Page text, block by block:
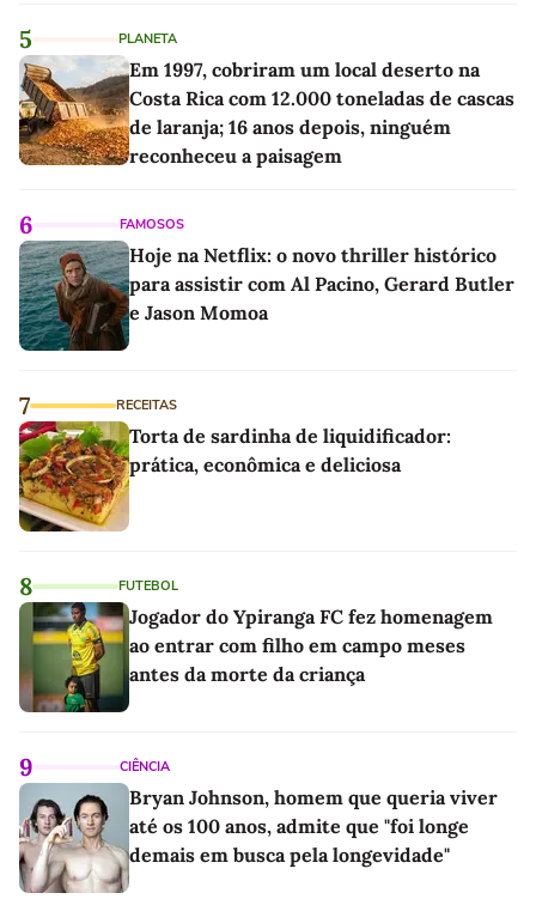
5 PLANETA
Em 1997, cobriram um local deserto na
Costa Rica com 12.000 toneladas de cascas
de laranja; 16 anos depois, ninguém
reconheceu a paisagem
6 FAMOSOS
Hoje na Netflix: o novo thriller histórico
para assistir com Al Pacino, Gerard Butler
e Jason Momoa
7 RECEITAS
Torta de sardinha de liquidificador:
prática, econômica e deliciosa
8 FUTEBOL
Jogador do Ypiranga FC fez homenagem
ao entrar com filho em campo meses
antes da morte da criança
9 CIÊNCIA
Bryan Johnson, homem que queria viver
até os 100 anos, admite que "foi longe
demais em busca pela longevidade"